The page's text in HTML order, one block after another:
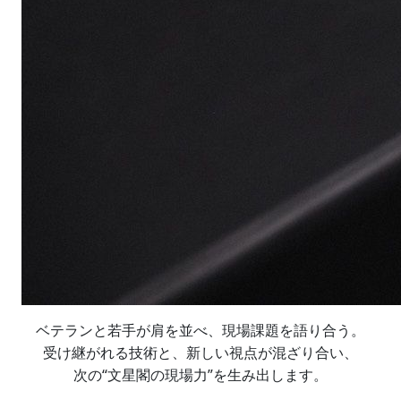
ベテランと若手が肩を並べ、現場課題を語り合う。
受け継がれる技術と、新しい視点が混ざり合い、
次の“文星閣の現場力”を生み出します。